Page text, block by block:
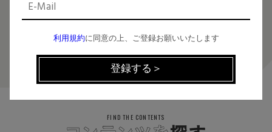
2
FIND THE CONTENTS
利用規約に同意の上、ご登録お願いいたします